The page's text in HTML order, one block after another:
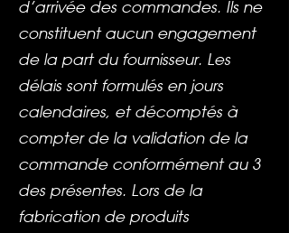
d’arrivée des commandes. Ils ne
constituent aucun engagement
de la part du fournisseur. Les
délais sont formulés en jours
calendaires, et décomptés à
compter de la validation de la
commande conformément au 3
des présentes. Lors de la
fabrication de produits